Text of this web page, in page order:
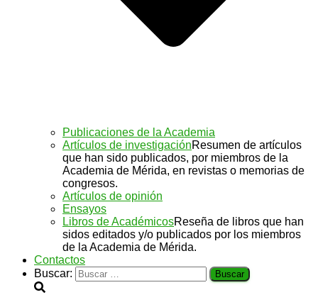
Publicaciones de la Academia
Artículos de investigaciónResumen de artículos
que han sido publicados, por miembros de la
Academia de Mérida, en revistas o memorias de
congresos.
Artículos de opinión
Ensayos
Libros de AcadémicosReseña de libros que han
sidos editados y/o publicados por los miembros
de la Academia de Mérida.
Contactos
Buscar: